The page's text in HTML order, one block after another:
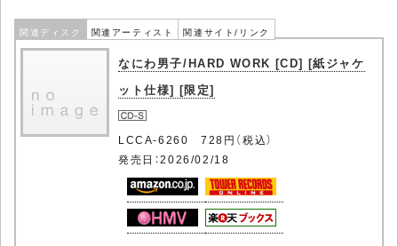
関連ディスク 関連アーティスト 関連サイト/リンク
なにわ男子/HARD WORK [CD] [紙ジャケ
ット仕様] [限定]
LCCA-6260 728円（税込）
発売日：2026/02/18